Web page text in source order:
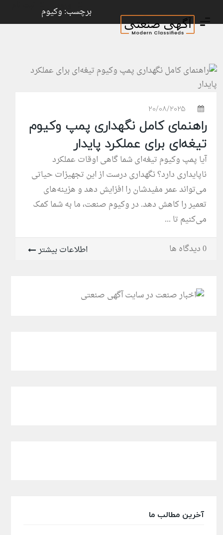
ورود
برچسب: وکیوم
20/08/2025
راهنمای کامل نگهداری پمپ وکیوم
تیغه‌ای برای عملکرد پایدار
آیا پمپ وکیوم تیغه‌ای شما گاهی اوقات عملکرد
ناپایداری دارد؟ نگهداری درست از این تجهیزات حیاتی
می‌تواند عمر مفیدشان را افزایش دهد و هزینه‌های
تعمیر را کاهش دهد. در وکیوم صنعت، ما به شما کمک
می‌کنیم تا ...
0 دیدگاه ها
اطلاعات بیشتر
آخرین مطالب ما